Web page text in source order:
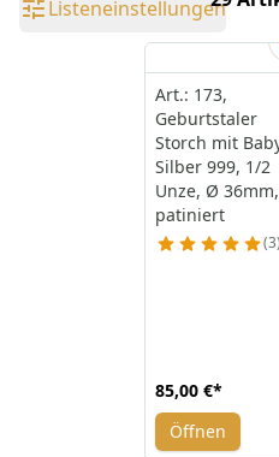
Listeneinstellungen
Art.: 173,
Geburtstaler
Storch mit
Silber 999, 1/2
Unze, Ø 36mm,
patiniert
3
85,00 €*
Öffnen